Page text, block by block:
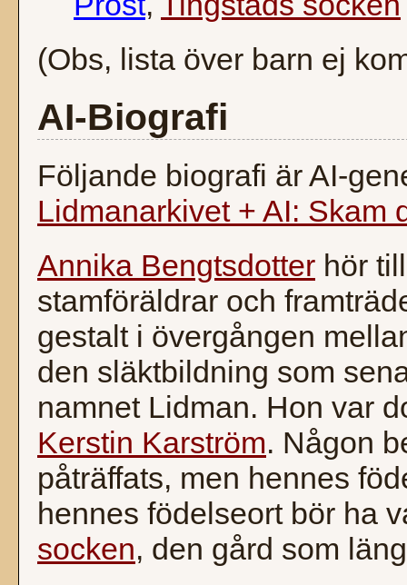
(Obs, lista över barn ej
AI-Biografi
Följande biografi är AI-
Lidmanarkivet + AI: Skam
Annika Bengtsdotter hör
stamföräldrar och
gestalt i övergången
den släktbildning som
namnet Lidman. Hon var
Kerstin Karström. Någon
påträffats, men hennes
hennes födelseort bör ha
socken, den gård som